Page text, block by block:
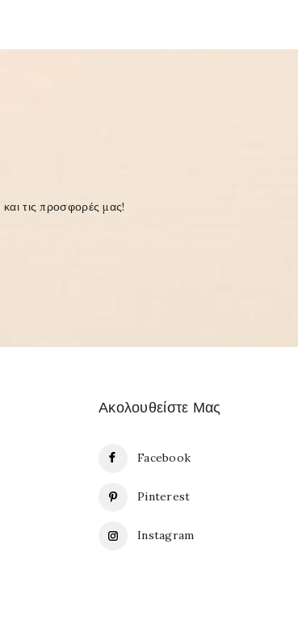
τις προσφορές μας!
Ακολουθείστε Μας
Facebook
Pinterest
Instagram